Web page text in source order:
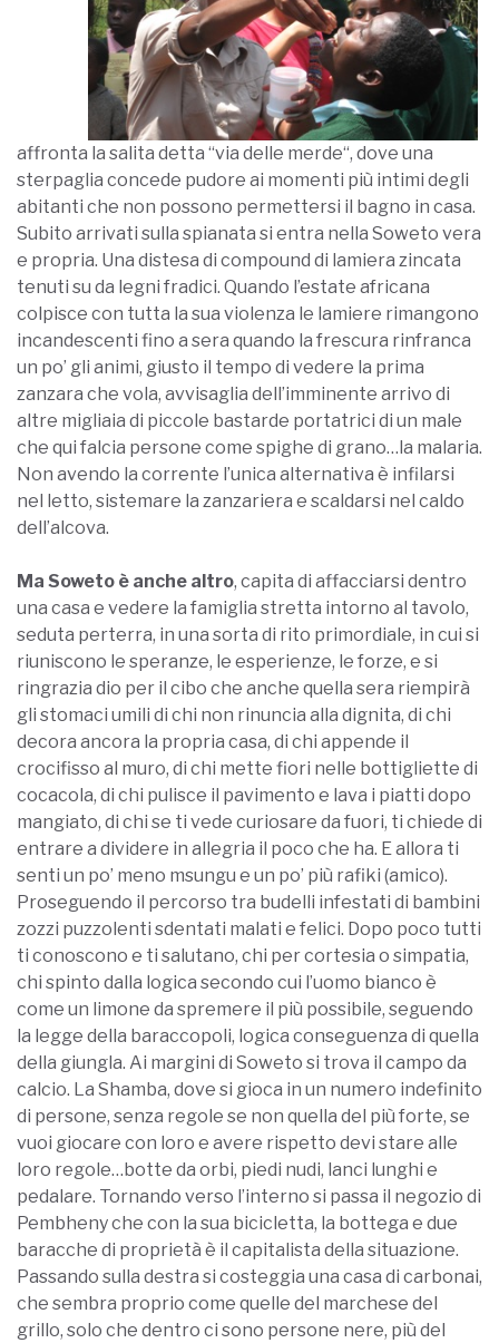
affronta la salita detta “via delle merde“, dove una
sterpaglia concede pudore ai momenti più intimi degli
abitanti che non possono permettersi il bagno in casa.
Subito arrivati sulla spianata si entra nella Soweto vera
e propria. Una distesa di compound di lamiera zincata
tenuti su da legni fradici. Quando l’estate africana
colpisce con tutta la sua violenza le lamiere rimangono
incandescenti fino a sera quando la frescura rinfranca
un po’ gli animi, giusto il tempo di vedere la prima
zanzara che vola, avvisaglia dell’imminente arrivo di
altre migliaia di piccole bastarde portatrici di un male
che qui falcia persone come spighe di grano…la malaria.
Non avendo la corrente l’unica alternativa è infilarsi
nel letto, sistemare la zanzariera e scaldarsi nel caldo
dell’alcova.
Ma Soweto è anche altro, capita di affacciarsi dentro
una casa e vedere la famiglia stretta intorno al tavolo,
seduta perterra, in una sorta di rito primordiale, in cui si
riuniscono le speranze, le esperienze, le forze, e si
ringrazia dio per il cibo che anche quella sera riempirà
gli stomaci umili di chi non rinuncia alla dignita, di chi
decora ancora la propria casa, di chi appende il
crocifisso al muro, di chi mette fiori nelle bottigliette di
cocacola, di chi pulisce il pavimento e lava i piatti dopo
mangiato, di chi se ti vede curiosare da fuori, ti chiede di
entrare a dividere in allegria il poco che ha. E allora ti
senti un po’ meno msungu e un po’ più rafiki (amico).
Proseguendo il percorso tra budelli infestati di bambini
zozzi puzzolenti sdentati malati e felici. Dopo poco tutti
ti conoscono e ti salutano, chi per cortesia o simpatia,
chi spinto dalla logica secondo cui l’uomo bianco è
come un limone da spremere il più possibile, seguendo
la legge della baraccopoli, logica conseguenza di quella
della giungla. Ai margini di Soweto si trova il campo da
calcio. La Shamba, dove si gioca in un numero indefinito
di persone, senza regole se non quella del più forte, se
vuoi giocare con loro e avere rispetto devi stare alle
loro regole…botte da orbi, piedi nudi, lanci lunghi e
pedalare. Tornando verso l’interno si passa il negozio di
Pembheny che con la sua bicicletta, la bottega e due
baracche di proprietà è il capitalista della situazione.
Passando sulla destra si costeggia una casa di carbonai,
che sembra proprio come quelle del marchese del
grillo, solo che dentro ci sono persone nere, più del